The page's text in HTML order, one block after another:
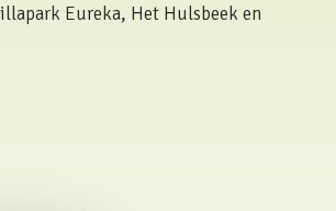
Eureka, Het Hulsbeek en